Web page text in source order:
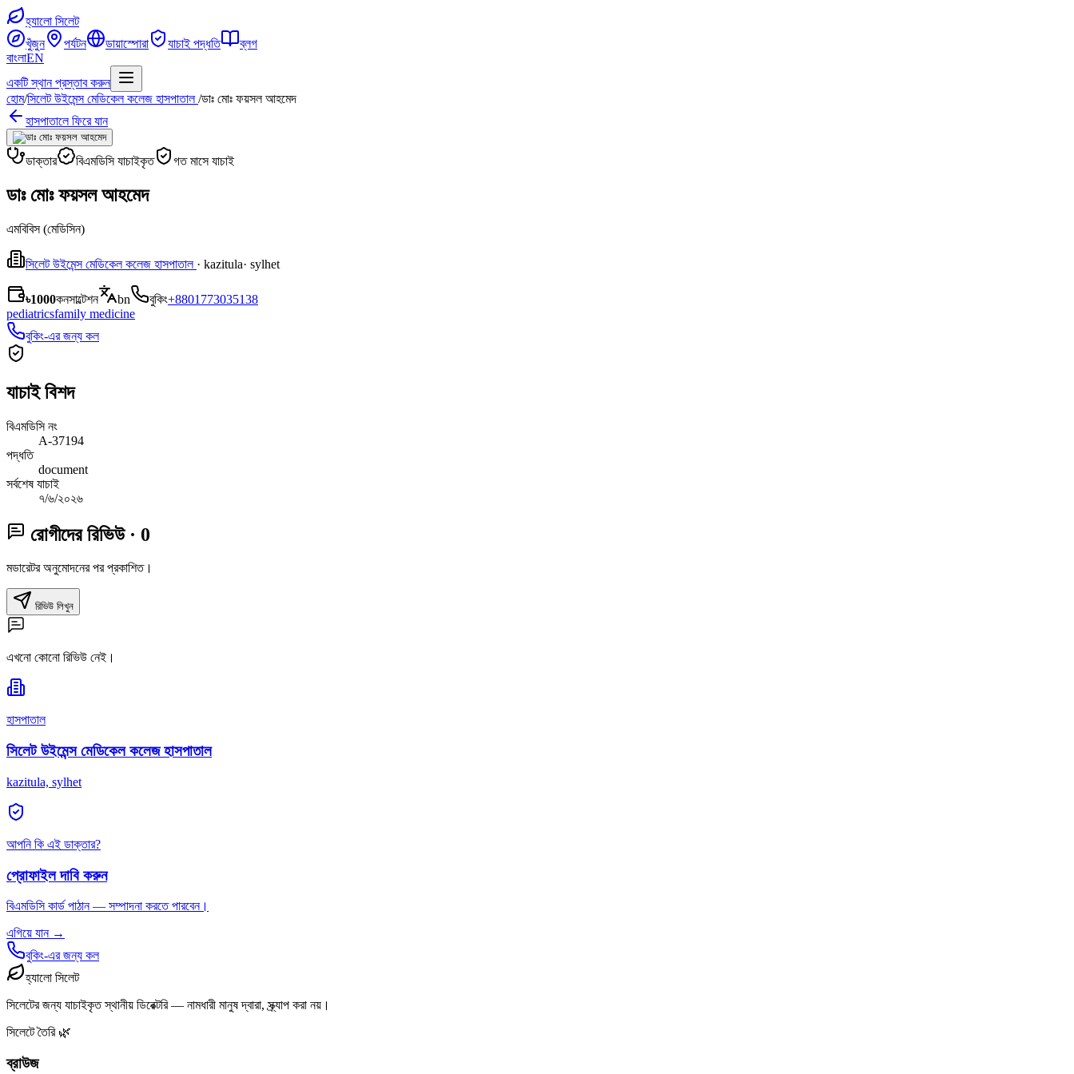
হ্যালো সিলেট
খুঁজুন
পর্যটন ডায়াস্পোরা যাচাই পদ্ধতি
ব্লগ
বাংলাEN
একটি স্থান প্রস্তাব করুন
হোম/সিলেট উইমেন্স মেডিকেল কলেজ হাসপাতাল/ডাঃ মোঃ ফয়সল আহমেদ
হাসপাতালে ফিরে যান
ডাক্তার বিএমডিসি যাচাইকৃত গত মাসে যাচাই
ডাঃ মোঃ ফয়সল আহমেদ
এমবিবিস (মেডিসিন)
সিলেট উইমেন্স মেডিকেল কলেজ হাসপাতাল · kazitula· sylhet
৳1000কনসাল্টেশন bn বুকিং+8801773035138
pediatricsfamily medicine
বুকিং-এর জন্য কল
যাচাই বিশদ
বিএমডিসি নং
A-37194
পদ্ধতি
document
সর্বশেষ যাচাই
৭/৬/২০২৬
রোগীদের রিভিউ · 0
মডারেটর অনুমোদনের পর প্রকাশিত।
রিভিউ লিখুন
এখনো কোনো রিভিউ নেই।
হাসপাতাল
সিলেট উইমেন্স মেডিকেল কলেজ হাসপাতাল
kazitula, sylhet
আপনি কি এই ডাক্তার?
প্রোফাইল দাবি করুন
বিএমডিসি কার্ড পাঠান — সম্পাদনা করতে পারবেন।
এগিয়ে যান →
বুকিং-এর জন্য কল
হ্যালো সিলেট
সিলেটের জন্য যাচাইকৃত স্থানীয় ডিরেক্টরি — নামধারী মানুষ দ্বারা, স্ক্র্যাপ করা নয়।
সিলেটে তৈরি 🌿
ব্রাউজ